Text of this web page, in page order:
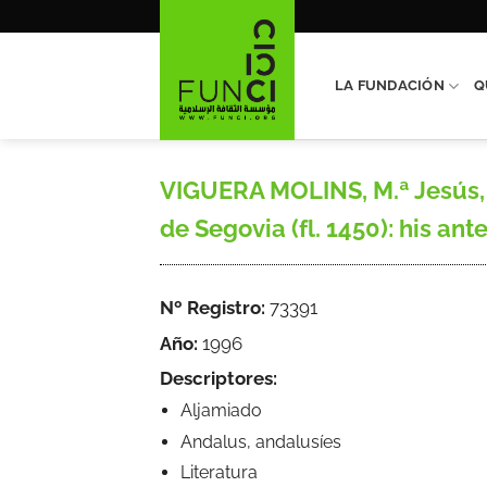
LA FUNDACIÓN
VIGUERA MOLINS, M.ª
de Segovia (fl. 1450): his
Nº Registro: 73391
Año: 1996
Descriptores:
Aljamiado
Andalus, andalusíes
Literatura